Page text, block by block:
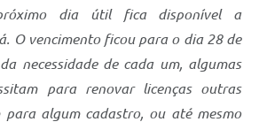
dia útil fica disponível a
O vencimento ficou para o dia 28 de
necessidade de cada um, algumas
para renovar licenças outras
para algum cadastro, ou até mesmo